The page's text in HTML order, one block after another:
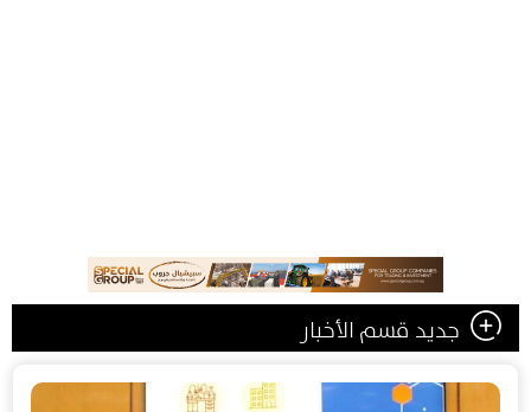
جديد قسم الأخبار